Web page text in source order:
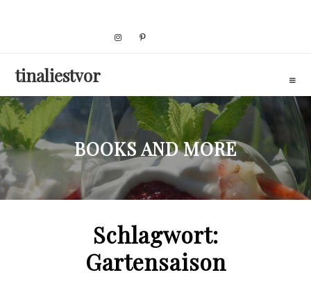
tinaliestvor
BOOKS AND MORE
Schlagwort:
Gartensaison